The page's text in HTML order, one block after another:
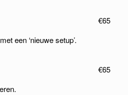
€65
een ‘nieuwe setup’.
€65